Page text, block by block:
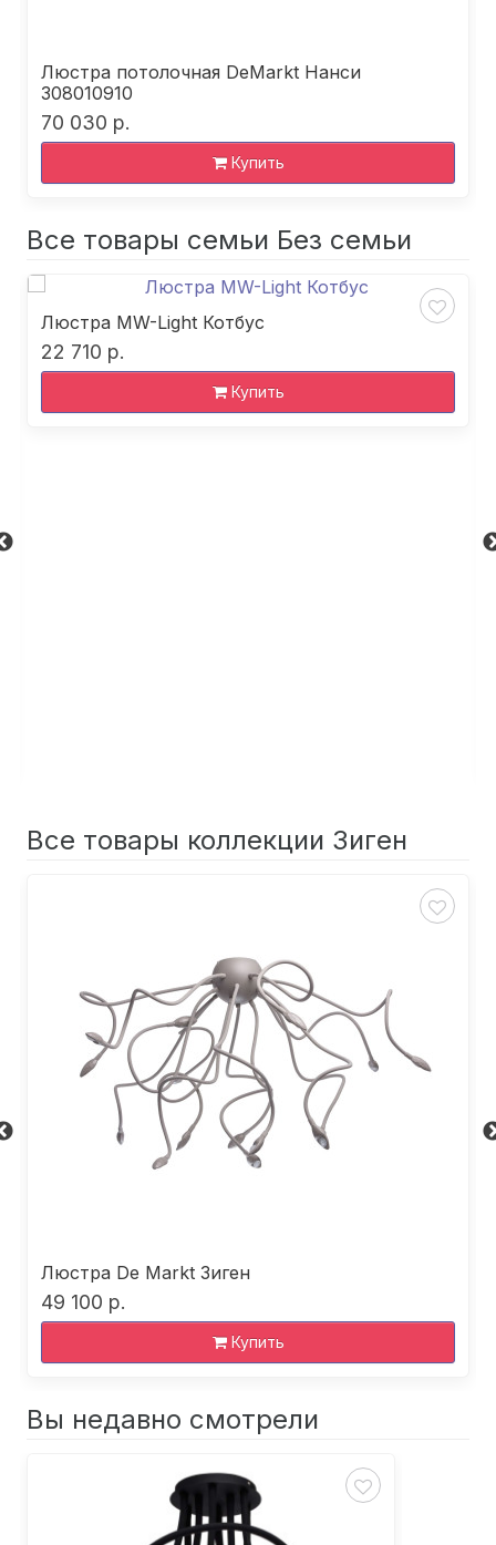
Люстра потолочная DeMarkt Нанси
308010910
70 030 р.
Купить
Все товары семьи Без семьи
Люстра MW-Light Котбус
22 710 р.
Купить
Все товары коллекции Зиген
Люстра De Markt Зиген
49 100 р.
Купить
Вы недавно смотрели